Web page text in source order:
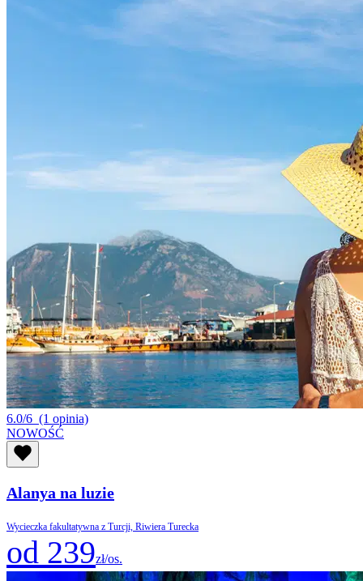
6.0/6 (1 opinia)
NOWOŚĆ
Alanya na luzie
Wycieczka fakultatywna z Turcji, Riwiera Turecka
od 239zł/os.